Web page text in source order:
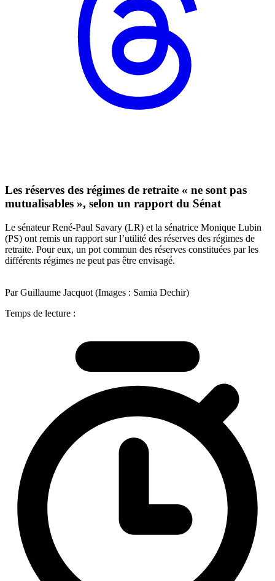
Les réserves des régimes de retraite « ne sont pas
mutualisables », selon un rapport du Sénat
Le sénateur René-Paul Savary (LR) et la sénatrice Monique Lubin
(PS) ont remis un rapport sur l’utilité des réserves des régimes de
retraite. Pour eux, un pot commun des réserves constituées par les
différents régimes ne peut pas être envisagé.
Par Guillaume Jacquot (Images : Samia Dechir)
Temps de lecture :